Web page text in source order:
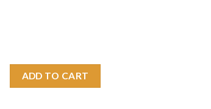
TRADICIONAL CRISTALINO TEQUILA 750ML
ADD TO CART